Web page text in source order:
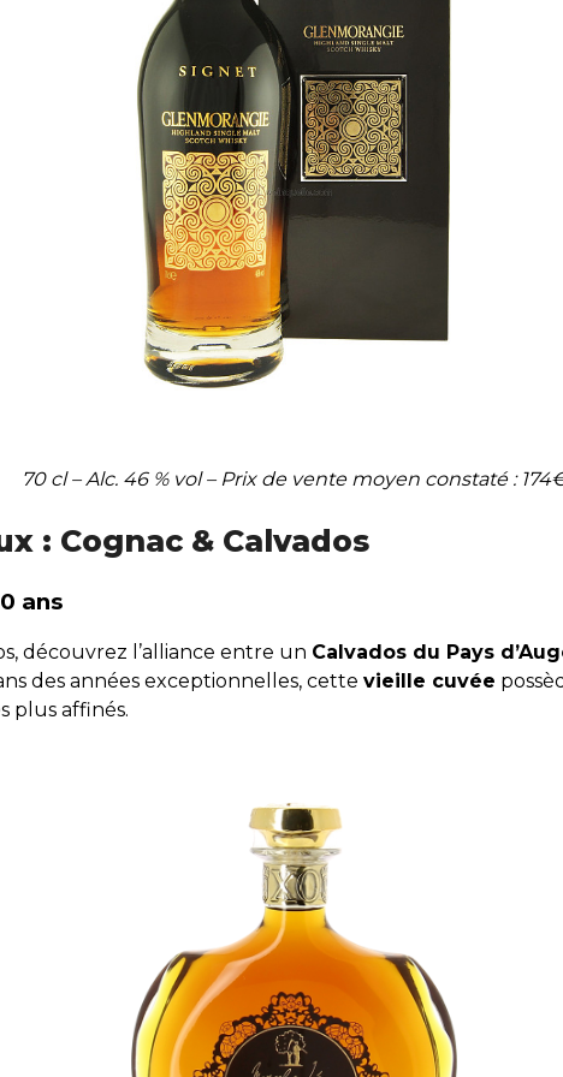
70 cl – Alc. 46 % vol – Prix de vente moyen constaté :
: Cognac & Calvados
ans
découvrez l’alliance entre un Calvados du Pays
des années exceptionnelles, cette vieille cuvée
plus affinés.